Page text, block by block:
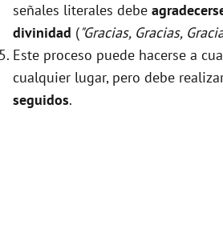
señales literales debe
divinidad ("Gracias, Gracias,
Este proceso puede hacerse a
cualquier lugar, pero debe
seguidos.